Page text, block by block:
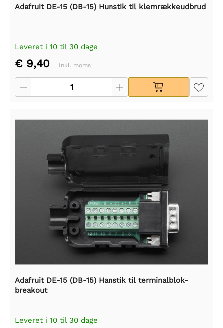
Adafruit DE-15 (DB-15) Hunstik til klemrækkeudbrud
Leveret i 10 til 30 dage
€ 9,40 Inkl. moms
Adafruit DE-15 (DB-15) Hanstik til terminalblok-
breakout
Leveret i 10 til 30 dage